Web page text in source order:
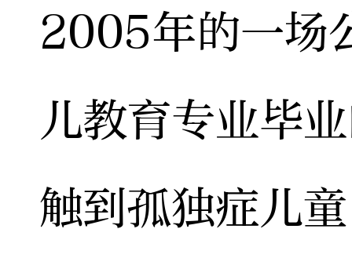
2005年的一场
儿教育专业毕
触到孤独症儿